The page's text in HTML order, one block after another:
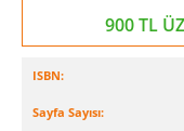
900 TL
ISBN:
Sayfa Sayısı: